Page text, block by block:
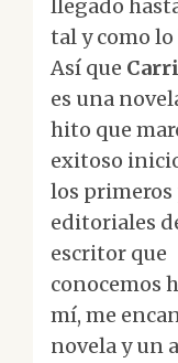
llegado
tal y como lo
Así que
es una
hito que
exitoso
los primeros
editoriales
escritor que
conocemos
mí, me
novela y un